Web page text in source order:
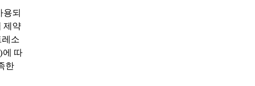
용되
제약
소
에 따
한